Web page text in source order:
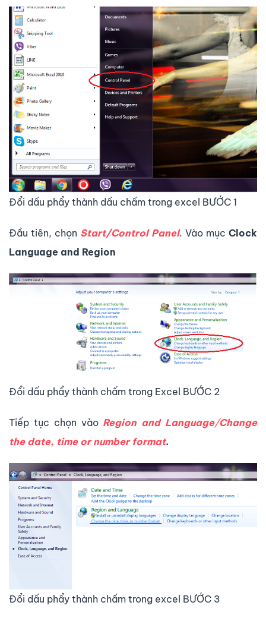
Đổi dấu phẩy thành dấu chấm trong excel BƯỚC 1
Đầu tiên, chọn Start/Control Panel. Vào mục Clock
Language and Region
Đổi dấu phẩy thành chấm trong Excel BƯỚC 2
Tiếp tục chọn vào Region and Language/Change
the date, time or number format.
Đổi dấu phẩy thành chấm trong excel BƯỚC 3